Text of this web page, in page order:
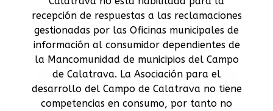
Password *
Forgot password?
Login
recepción de respuestas a las reclamaciones
gestionadas por las Oficinas municipales de
información al consumidor dependientes de
la Mancomunidad de municipios del Campo
de Calatrava. La Asociación para el
desarrollo del Campo de Calatrava no tiene
competencias en consumo, por tanto no